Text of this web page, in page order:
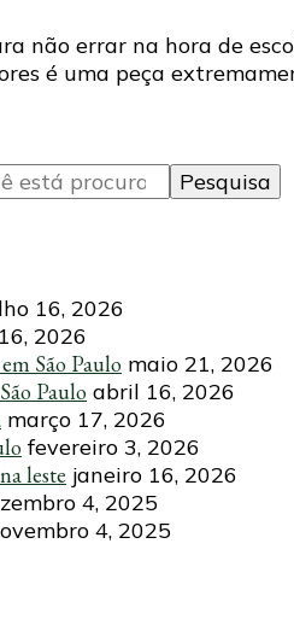
não errar na hora de
é uma peça
16, 2026
2026
São Paulo maio 21, 2026
Paulo abril 16, 2026
março 17, 2026
fevereiro 3, 2026
leste janeiro 16, 2026
4, 2025
4, 2025